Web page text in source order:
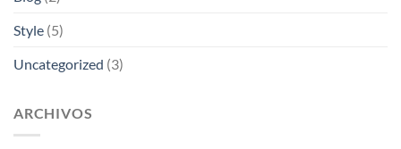
Style (5)
Uncategorized (3)
ARCHIVOS